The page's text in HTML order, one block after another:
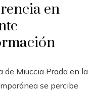
en
de Miuccia Prada en la
se percibe